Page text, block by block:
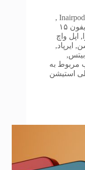
In
,
آیفون ۱۵
, اپل واچ
, ایرپاد,
بیتس,
مربوط به
استیشن